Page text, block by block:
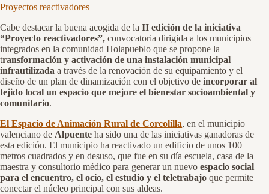
Proyectos reactivadores
Cabe destacar la buena acogida de la II edición de la iniciativa
“Proyecto reactivadores”, convocatoria dirigida a los municipios
integrados en la comunidad Holapueblo que se propone la
transformación y activación de una instalación municipal
infrautilizada a través de la renovación de su equipamiento y el
diseño de un plan de dinamización con el objetivo de incorporar al
tejido local un espacio que mejore el bienestar socioambiental y
comunitario.
El Espacio de Animación Rural de Corcolilla, en el municipio
valenciano de Alpuente ha sido una de las iniciativas ganadoras de
esta edición. El municipio ha reactivado un edificio de unos 100
metros cuadrados y en desuso, que fue en su día escuela, casa de la
maestra y consultorio médico para generar un nuevo espacio social
para el encuentro, el ocio, el estudio y el teletrabajo que permite
conectar el núcleo principal con sus aldeas.